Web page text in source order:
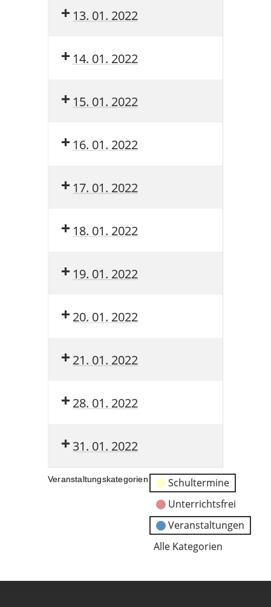
13. 01. 2022
14. 01. 2022
15. 01. 2022
16. 01. 2022
17. 01. 2022
18. 01. 2022
19. 01. 2022
20. 01. 2022
21. 01. 2022
28. 01. 2022
31. 01. 2022
Veranstaltungskategorien
Schultermine
Unterrichtsfrei
Veranstaltungen
Alle Kategorien